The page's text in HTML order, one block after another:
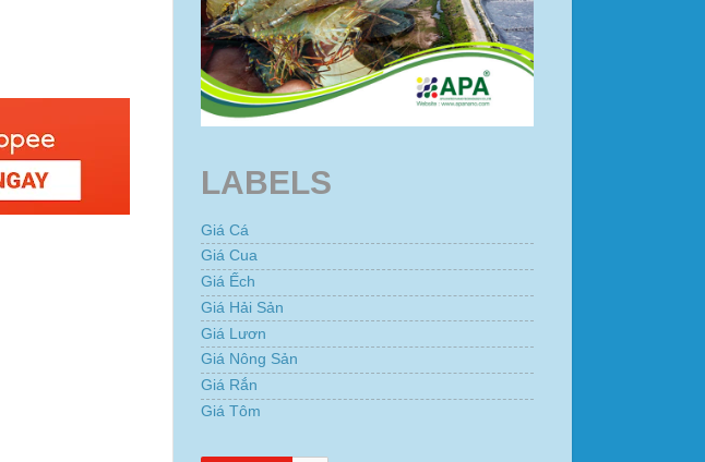
LABELS
Giá Cá
Giá Cua
Giá Ếch
Giá Hải Sản
Giá Lươn
Giá Nông Sản
Giá Rắn
Giá Tôm